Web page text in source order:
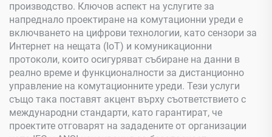
производство. Ключов аспект на услугите за
напреднало проектиране на комутационни уреди е
включването на цифрови технологии, като сензори за
Интернет на нещата (IoT) и комуникационни
протоколи, които осигуряват събиране на данни в
реално време и функционалности за дистанционно
управление на комутационните уреди. Тези услуги
също така поставят акцент върху съответствието с
международни стандарти, като гарантират, че
проектите отговарят на зададените от организации